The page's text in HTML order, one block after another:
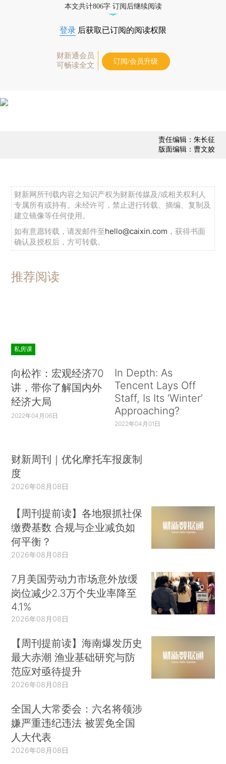
本文共计806字 订阅后继续阅读
登录 后获取已订阅的阅读权限
财新通会员
可畅读全文
订阅/会员升级
责任编辑：朱长征
版面编辑：曹文姣
财新网所刊载内容之知识产权为财新传媒及/或相关权利人
专属所有或持有。未经许可，禁止进行转载、摘编、复制及
建立镜像等任何使用。
如有意愿转载，请发邮件至hello@caixin.com ，获得书面
确认及授权后，方可转载。
推荐阅读
私房课
向松祚：宏观经济70
讲，带你了解国内外
经济大局
2022年04月06日
In Depth: As
Tencent Lays Off
Staff, Is Its ‘Winter’
Approaching?
2022年04月01日
财新周刊｜优化摩托车报废制
度
2026年08月08日
【周刊提前读】各地狠抓社保
缴费基数 合规与企业减负如
何平衡？
2026年08月08日
7月美国劳动力市场意外放缓
岗位减少2.3万个失业率降至
4.1%
2026年08月08日
【周刊提前读】海南爆发历史
最大赤潮 渔业基础研究与防
范应对亟待提升
2026年08月08日
全国人大常委会：六名将领涉
嫌严重违纪违法 被罢免全国
人大代表
2026年08月08日